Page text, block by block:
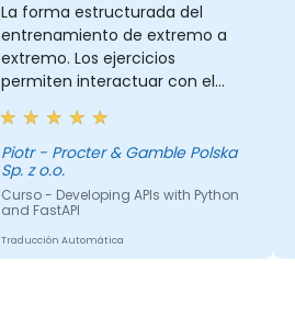
La forma estructurada del
entrenamiento de extremo a
extremo. Los ejercicios
permiten interactuar con el
código para preparar algunas
bases de API, y las lecciones
abordan los detalles a los que
debemos prestar especial
atención durante el desarrollo
de la API.
Piotr - Procter & Gamble Polska
Sp. z o.o.
Curso - Developing APIs with Python
and FastAPI
Traducción Automática